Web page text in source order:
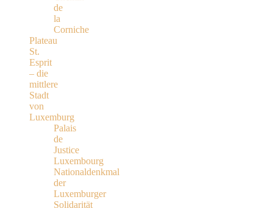
de
la
Corniche
Plateau
St.
Esprit
– die
mittlere
Stadt
von
Luxemburg
Palais
de
Justice
Luxembourg
Nationaldenkmal
der
Luxemburger
Solidarität